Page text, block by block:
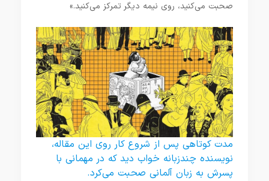
صحبت می‌کنید، روی نیمه دیگر تمرکز می‌کنید.»
مدت کوتاهی پس از شروع کار روی این مقاله،
نویسنده چندزبانه خواب دید که در مهمانی با
پسرش به زبان آلمانی صحبت می‌کرد.